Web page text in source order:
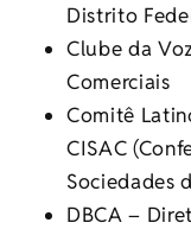
Distrito
Clube da
Comerciais
Comitê
CISAC
Sociedades
DBCA –